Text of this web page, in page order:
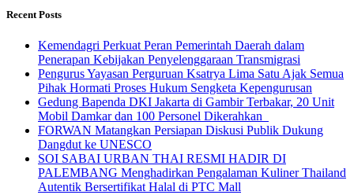
Recent Posts
Kemendagri Perkuat Peran Pemerintah Daerah dalam
Penerapan Kebijakan Penyelenggaraan Transmigrasi
Pengurus Yayasan Perguruan Ksatrya Lima Satu Ajak Semua
Pihak Hormati Proses Hukum Sengketa Kepengurusan
Gedung Bapenda DKI Jakarta di Gambir Terbakar, 20 Unit
Mobil Damkar dan 100 Personel Dikerahkan
FORWAN Matangkan Persiapan Diskusi Publik Dukung
Dangdut ke UNESCO
SOI SABAI URBAN THAI RESMI HADIR DI
PALEMBANG Menghadirkan Pengalaman Kuliner Thailand
Autentik Bersertifikat Halal di PTC Mall